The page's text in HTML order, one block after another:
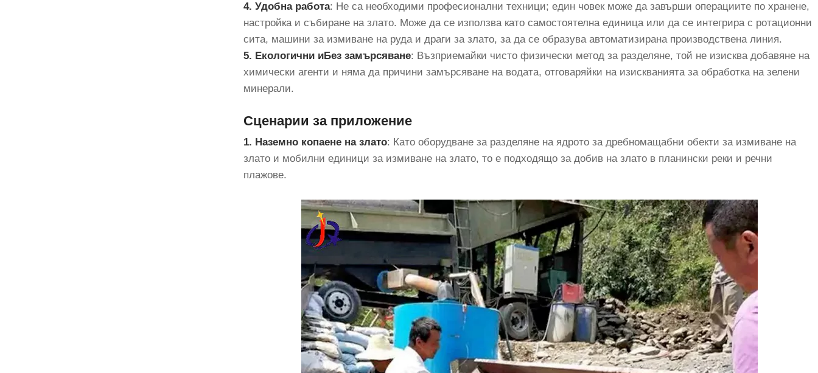
4. Удобна работа: Не са необходими професионални техници; един човек може да завърши операциите по хранене,
настройка и събиране на злато. Може да се използва като самостоятелна единица или да се интегрира с ротационни
сита, машини за измиване на руда и драги за злато, за да се образува автоматизирана производствена линия.
5. Екологични иБез замърсяване: Възприемайки чисто физически метод за разделяне, той не изисква добавяне на
химически агенти и няма да причини замърсяване на водата, отговаряйки на изискванията за обработка на зелени
минерали.
Сценарии за приложение
1. Наземно копаене на злато: Като оборудване за разделяне на ядрото за дребномащабни обекти за измиване на
злато и мобилни единици за измиване на злато, то е подходящо за добив на злато в планински реки и речни
плажове.